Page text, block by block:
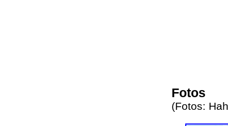
Fotos
(Fotos: